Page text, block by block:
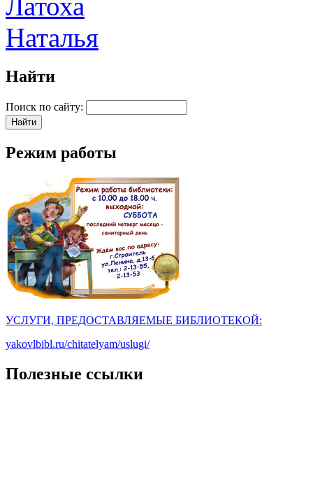
Найти
Поиск по сайту:
Режим работы
УСЛУГИ, ПРЕДОСТАВЛЯЕМЫЕ БИБЛИОТЕКОЙ:
yakovlbibl.ru/chitatelyam/uslugi/
Полезные ссылки